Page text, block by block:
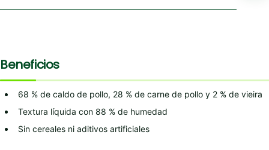
Beneficios
68 % de caldo de pollo, 28 % de carne de pollo y 2 % de vieira
Textura líquida con 88 % de humedad
Sin cereales ni aditivos artificiales